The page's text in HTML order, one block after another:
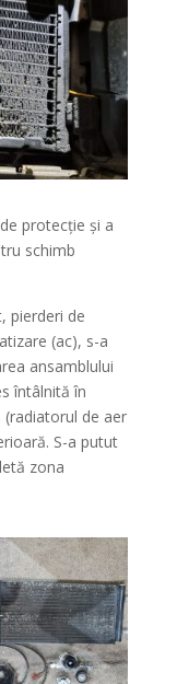
protecție și a
schimb
pierderi de
(ac), s-a
ansamblului
întâlnită în
de aer
S-a putut
zona